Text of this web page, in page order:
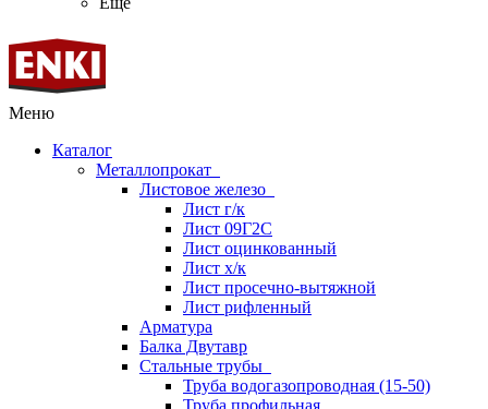
Меню
Каталог
Металлопрокат
Листовое железо
Лист г/к
Лист 09Г2С
Лист оцинкованный
Лист х/к
Лист просечно-вытяжной
Лист рифленный
Арматура
Балка Двутавр
Стальные трубы
Труба водогазопроводная (15-50)
Труба профильная